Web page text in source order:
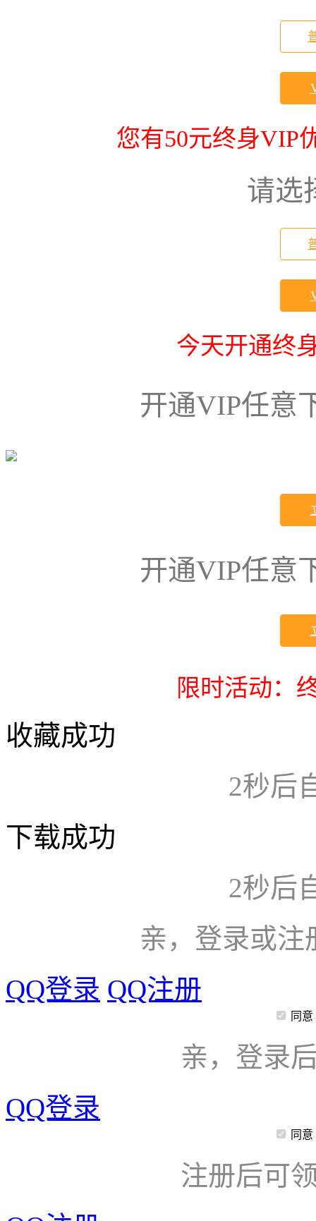
您有50元终身VIP
请选
今天开通终
开通VIP任意
开通VIP任意
限时活动：
收藏成功
2秒后
下载成功
2秒后
亲，登录或注
QQ登录 QQ注册
同意
亲，登录
QQ登录
同意
注册后可